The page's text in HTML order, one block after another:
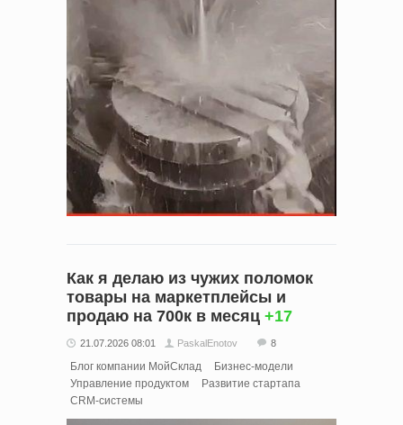
Как я делаю из чужих поломок
товары на маркетплейсы и
продаю на 700к в месяц +17
21.07.2026 08:01 PaskalEnotov 8
Блог компании МойСклад
Бизнес-модели
Управление продуктом
Развитие стартапа
CRM-системы